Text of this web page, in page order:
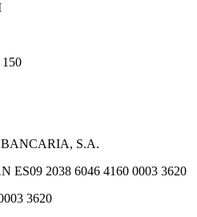
150
S.A.
ES09 2038 6046 4160 0003 3620
3620